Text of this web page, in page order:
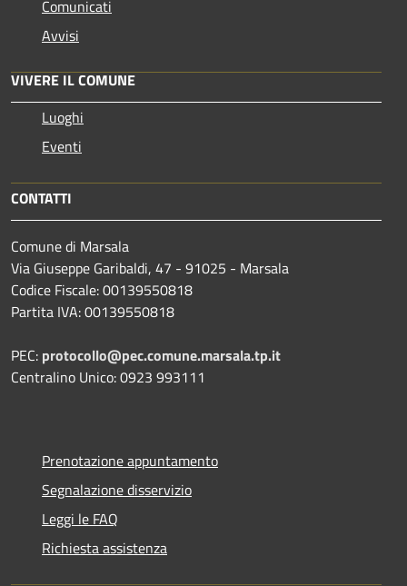
Comunicati
Avvisi
VIVERE IL COMUNE
Luoghi
Eventi
CONTATTI
Comune di Marsala
Via Giuseppe Garibaldi, 47 - 91025 - Marsala
Codice Fiscale: 00139550818
Partita IVA: 00139550818
PEC: protocollo@pec.comune.marsala.tp.it
Centralino Unico: 0923 993111
Prenotazione appuntamento
Segnalazione disservizio
Leggi le FAQ
Richiesta assistenza